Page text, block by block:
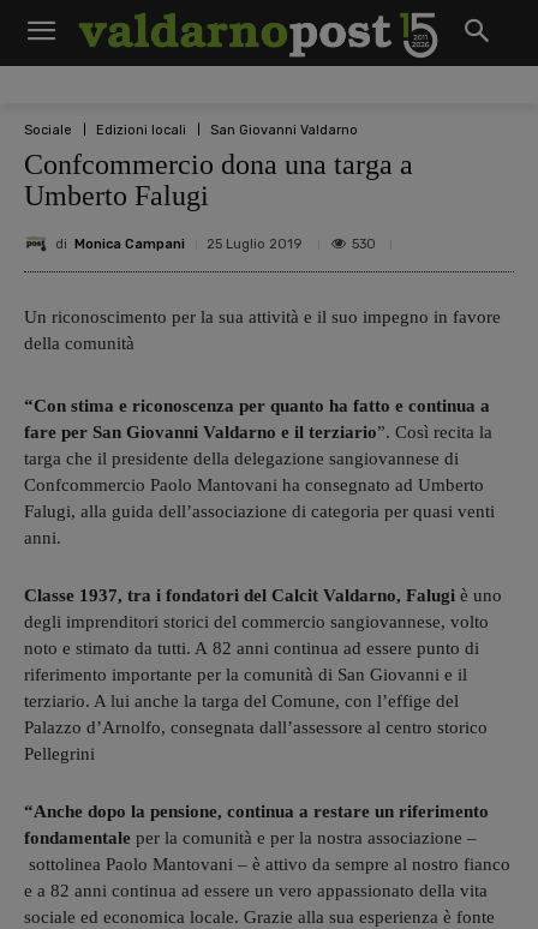
Sociale Edizioni locali San Giovanni Valdarno
Confcommercio dona una targa a
Umberto Falugi
di Monica Campani 25 Luglio 2019 530
Un riconoscimento per la sua attività e il suo impegno in favore
della comunità
“Con stima e riconoscenza per quanto ha fatto e continua a
fare per San Giovanni Valdarno e il terziario”. Così recita la
targa che il presidente della delegazione sangiovannese di
Confcommercio Paolo Mantovani ha consegnato ad Umberto
Falugi, alla guida dell’associazione di categoria per quasi venti
anni.
Classe 1937, tra i fondatori del Calcit Valdarno, Falugi è uno
degli imprenditori storici del commercio sangiovannese, volto
noto e stimato da tutti. A 82 anni continua ad essere punto di
riferimento importante per la comunità di San Giovanni e il
terziario. A lui anche la targa del Comune, con l’effige del
Palazzo d’Arnolfo, consegnata dall’assessore al centro storico
Pellegrini
“Anche dopo la pensione, continua a restare un riferimento
fondamentale per la comunità e per la nostra associazione –
sottolinea Paolo Mantovani – è attivo da sempre al nostro fianco
e a 82 anni continua ad essere un vero appassionato della vita
sociale ed economica locale. Grazie alla sua esperienza è fonte